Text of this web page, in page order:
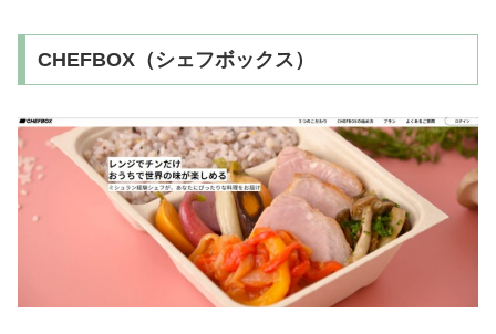
CHEFBOX（シェフボックス）